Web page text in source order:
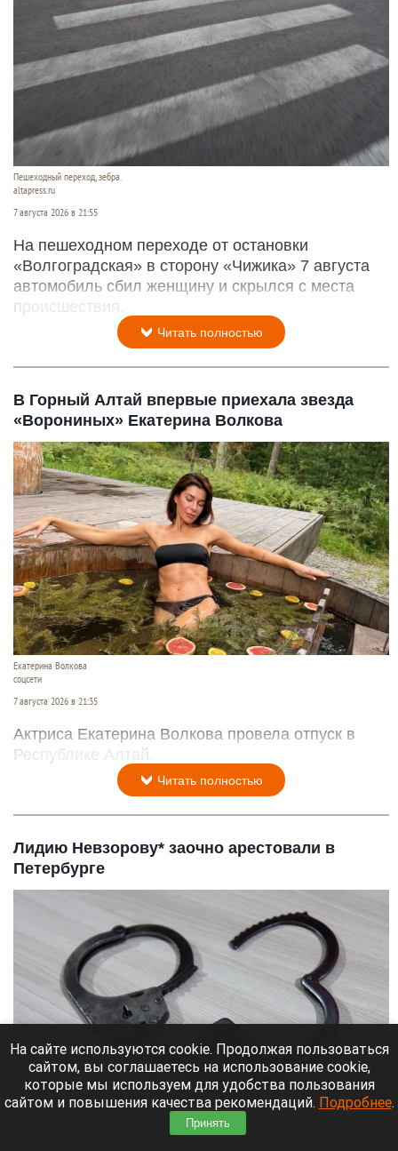
Пешеходный переход, зебра.
altapress.ru
7 августа 2026 в 21:55
На пешеходном переходе от остановки
«Волгоградская» в сторону «Чижика» 7 августа
автомобиль сбил женщину и скрылся с места
происшествия.
Читать полностью
В Горный Алтай впервые приехала звезда
«Ворониных» Екатерина Волкова
Екатерина Волкова
соцсети
7 августа 2026 в 21:35
Актриса Екатерина Волкова провела отпуск в
Республике Алтай.
Читать полностью
Лидию Невзорову* заочно арестовали в
Петербурге
На сайте используются cookie. Продолжая пользоваться
сайтом, вы соглашаетесь на использование cookie,
которые мы используем для удобства пользования
сайтом и повышения качества рекомендаций. Подробнее.
Принять